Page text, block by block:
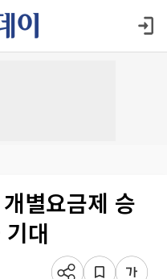
별요금제 승
대